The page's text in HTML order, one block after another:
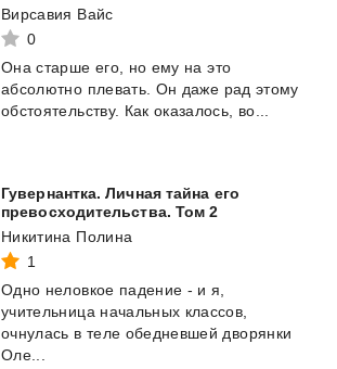
Вирсавия Вайс
0
Она старше его, но ему на это
абсолютно плевать. Он даже рад этому
обстоятельству. Как оказалось, во...
Гувернантка. Личная тайна его
превосходительства. Том 2
Никитина Полина
1
Одно неловкое падение - и я,
учительница начальных классов,
очнулась в теле обедневшей дворянки
Оле...